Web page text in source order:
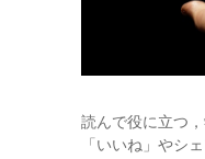
読んで役に立つ
「いいね」やシ